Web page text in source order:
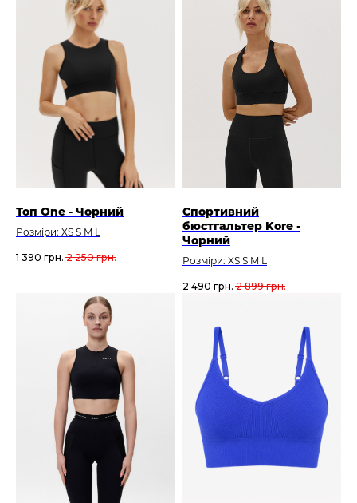
Топ One - Чорний
Розміри: XS S M L
1 390 грн. 2 250 грн.
Спортивний
бюстгальтер Kore -
Чорний
Розміри: XS S M L
2 490 грн. 2 899 грн.